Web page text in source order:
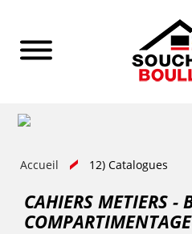
Accueil 12) Catalogues
CAHIERS METIERS -
COMPARTIMENTAGE